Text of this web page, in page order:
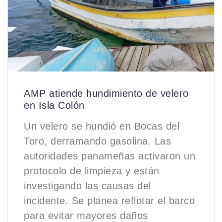
AMP atiende hundimiento de velero
en Isla Colón
Un velero se hundió en Bocas del
Toro, derramando gasolina. Las
autoridades panameñas activaron un
protocolo de limpieza y están
investigando las causas del
incidente. Se planea reflotar el barco
para evitar mayores daños